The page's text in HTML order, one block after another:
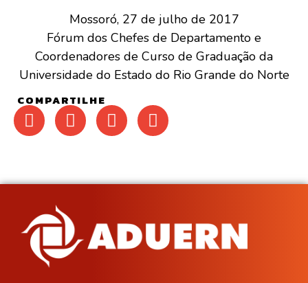
Mossoró, 27 de julho de 2017
Fórum dos Chefes de Departamento e
Coordenadores de Curso de Graduação da
Universidade do Estado do Rio Grande do Norte
COMPARTILHE